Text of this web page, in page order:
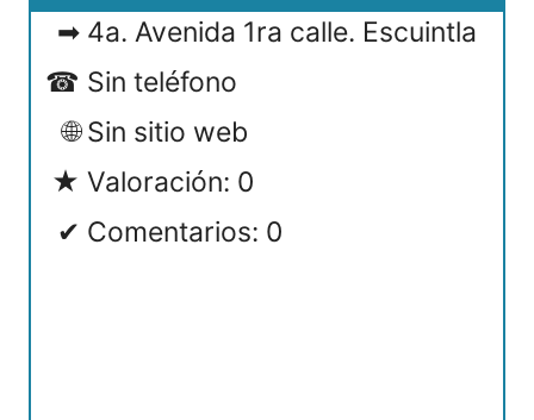
4a. Avenida 1ra calle. Escuintla
Sin teléfono
Sin sitio web
Valoración: 0
Comentarios: 0